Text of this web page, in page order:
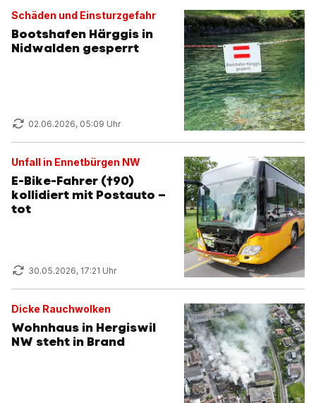
Schäden und Einsturzgefahr
Bootshafen Härggis in
Nidwalden gesperrt
02.06.2026, 05:09 Uhr
Unfall in Ennetbürgen NW
E-Bike-Fahrer (†90)
kollidiert mit Postauto –
tot
30.05.2026, 17:21 Uhr
Dicke Rauchwolken
Wohnhaus in Hergiswil
NW steht in Brand